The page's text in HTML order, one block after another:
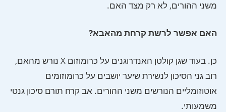
משני ההורים, לא רק מצד האם.
האם אפשר לרשת קרחת מהאבא?
כן. בעוד שגן קולטן האנדרוגנים על כרומוזום X נורש מהאם,
רוב גני הסיכון לנשירת שיער יושבים על כרומוזומים
אוטוזומליים הנורשים משני ההורים. אב קרח תורם סיכון גנטי
משמעותי.